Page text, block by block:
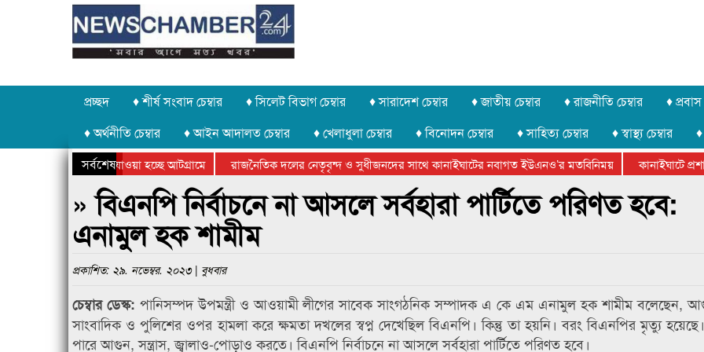
প্রচ্ছদ ♦ শীর্ষ সংবাদ চেম্বার ♦ সিলেট বিভাগ চেম্বার ♦ সারাদেশ চেম্বার ♦ জাতীয় চেম্বার ♦ রাজনীতি চেম্বার ♦ প্রবাস
♦ অর্থনীতি চেম্বার
♦ আইন আদালত চেম্বার ♦ খেলাধুলা চেম্বার ♦ বিনোদন চেম্বার ♦ সাহিত্য চেম্বার ♦ স্বাস্থ্য চেম্বার
সর্বশেষ
চুরি করে নিয়ে যাওয়া হচ্ছে আটগ্রামে রাজনৈতিক দলের নেতৃবৃন্দ ও সুধীজনদের সাথে কানাইঘাটের নবাগত ইউএনও’র মতবিনিময় কানাইঘাটে
ক্রীড়া প্রতিযোগিতার পুরস্কার বিতরণ সম্পন্ন
সিলেটে বাংলাদেশ গ্রুপ থিয়েটার ফেডারেশানের বিভাগীয় অভিনয় কর্মশালা সম্পন্ন
» বিএনপি নির্বাচনে না আসলে সর্বহারা পার্টিতে পরিণত হবে:
এনামুল হক শামীম
প্রকাশিত: ২৯. নভেম্বর. ২০২৩ | বুধবার
চেম্বার ডেস্ক: পানিসম্পদ উপমন্ত্রী ও আওয়ামী লীগের সাবেক সাংগঠনিক সম্পাদক এ কে এম এনামুল হক শামীম বলেছেন,
সাংবাদিক ও পুলিশের ওপর হামলা করে ক্ষমতা দখলের স্বপ্ন দেখেছিল বিএনপি। কিন্তু তা হয়নি। বরং বিএনপির মৃত্যু
পারে আগুন, সন্ত্রাস, জ্বালাও-পোড়াও করতে। বিএনপি নির্বাচনে না আসলে সর্বহারা পার্টিতে পরিণত হবে।